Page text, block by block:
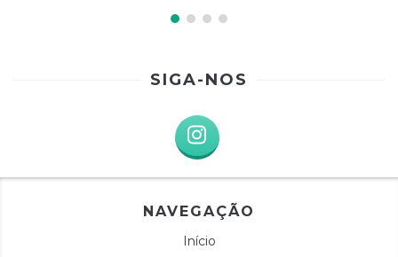
SIGA-NOS
NAVEGAÇÃO
Início